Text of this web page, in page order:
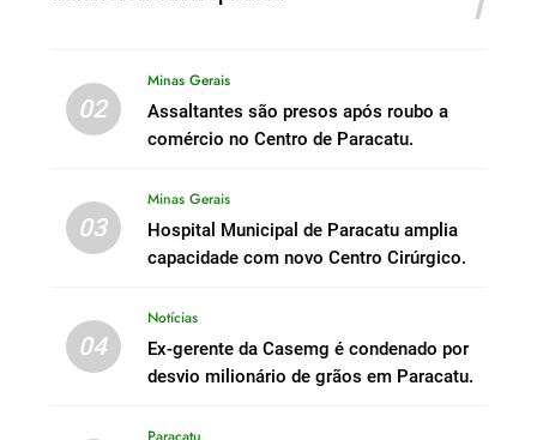
02
Minas Gerais
Assaltantes são presos após roubo a
comércio no Centro de Paracatu.
03
Minas Gerais
Hospital Municipal de Paracatu amplia
capacidade com novo Centro Cirúrgico.
04
Notícias
Ex-gerente da Casemg é condenado por
desvio milionário de grãos em Paracatu.